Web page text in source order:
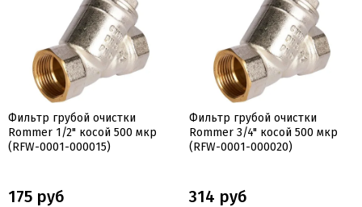
Фильтр грубой очистки
Rommer 1/2" косой 500 мкр
(RFW-0001-000015)
175 руб
Фильтр грубой очистки
Rommer 3/4" косой 500 мкр
(RFW-0001-000020)
314 руб